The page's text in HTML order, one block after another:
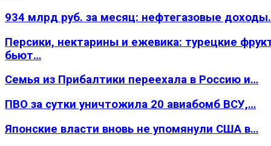
934 млрд руб. за месяц: нефтегазовые
Персики, нектарины и ежевика: турецкие
бьют…
Семья из Прибалтики переехала в Россию и…
ПВО за сутки уничтожила 20 авиабомб ВСУ,…
Японские власти вновь не упомянули США в…